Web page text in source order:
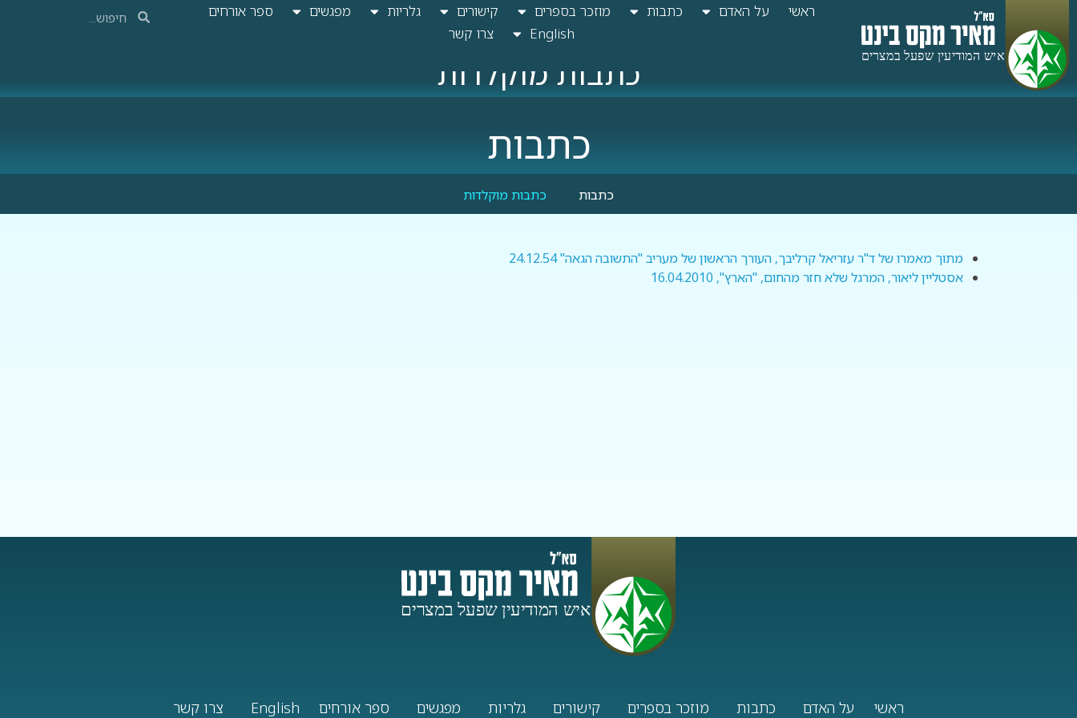
ראשי על האדם כתבות מוזכר בספרים קישורים גלריות מפגשים
ספר אורחים
English
צרו קשר
כתבות מוקלדות
כתבות
כתבות כתבות מוקלדות
מתוך מאמרו של ד"ר עזריאל קרליבך, העורך הראשון של מעריב "התשובה הגאה" 24.12.54
אסטליין ליאור, המרגל שלא חזר מהחום, "הארץ", 16.04.2010
ראשי על האדם כתבות מוזכר בספרים קישורים גלריות מפגשים ספר אורחים English צרו קשר